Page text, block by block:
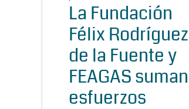
La Fundación
Félix Rodríguez
de la Fuente y
FEAGAS suman
esfuerzos